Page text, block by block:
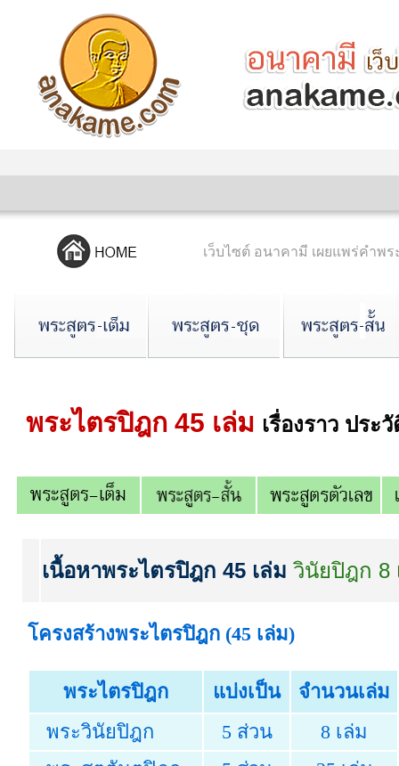
เว็บไซต์ อนาคามี เผยแพร่คำพ
พระไตรปิฎก 45 เล่ม เรื่องราว ปร
เนื้อหาพระไตรปิฎก 45 เล่ม วินัยปิฎก 8
โครงสร้างพระไตรปิฎก (45 เล่ม)
พระไตรปิฎก แบ่งเป็น
จำนวนเล่ม
พระวินัยปิฎก
5 ส่วน
8 เล่ม